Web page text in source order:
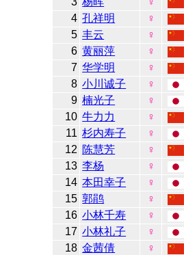
4 孔祥明 ♀
5 丰云 ♀
6 黄丽萍 ♀
7 华学明 ♀
8 小川诚子 ♀
9 楠光子 ♀
10 牛力力 ♀
11 杉内寿子 ♀
12 陈慧芳 ♀
13 李杨 ♀
14 本田幸子 ♀
15 郭鹃 ♀
16 小林千寿 ♀
17 小林礼子 ♀
18 金茜倩 ♀